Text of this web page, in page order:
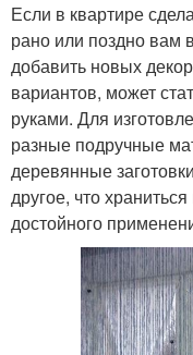
Если в квартире
рано или поздно вам
добавить новых
вариантов, может
руками. Для
разные подручные
деревянные
другое, что
достойного